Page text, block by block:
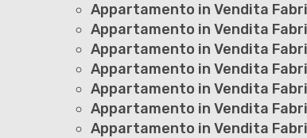
Appartamento in Vendita
Appartamento in Vendita
Appartamento in Vendita
Appartamento in Vendita
Appartamento in Vendita
Appartamento in Vendita
Appartamento in Vendita